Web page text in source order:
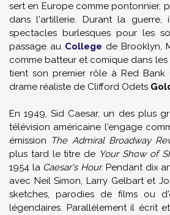
sert en Europe comme pontonnier,
dans l'artillerie. Durant la guerre,
spectacles burlesques pour les
passage au College de Brooklyn,
comme batteur et comique dans
tient son premier rôle à Red Bank
drame réaliste de Clifford Odets
En 1949, Sid Caesar, un des plus
télévision américaine l'engage
émission The Admiral Broadway
plus tard le titre de Your Show of
1954 la Caesar's Hour. Pendant dix
avec Neil Simon, Larry Gelbart et
sketches, parodies de films ou
légendaires. Parallèlement il écrit